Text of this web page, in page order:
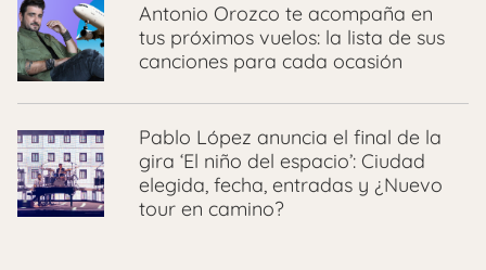
Antonio Orozco te acompaña en
tus próximos vuelos: la lista de sus
canciones para cada ocasión
Pablo López anuncia el final de la
gira ‘El niño del espacio’: Ciudad
elegida, fecha, entradas y ¿Nuevo
tour en camino?